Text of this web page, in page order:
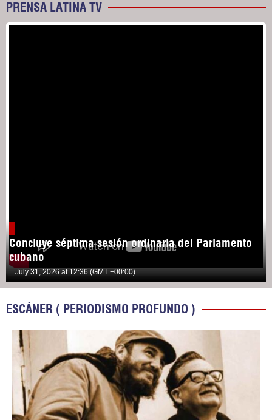
PRENSA LATINA TV
Concluye séptima sesión ordinaria del Parlamento
cubano
July 31, 2026 at 12:36 (GMT +00:00)
ESCÁNER ( PERIODISMO PROFUNDO )